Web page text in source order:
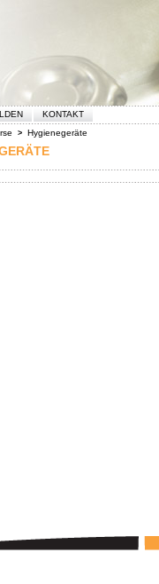
KONTAKT
> Hygienegeräte